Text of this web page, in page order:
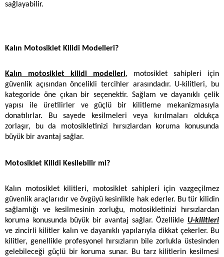
sağlayabilir.
Kalın Motosiklet Kilidi Modelleri?
Kalın motosiklet kilidi modelleri, motosiklet sahipleri için
güvenlik açısından öncelikli tercihler arasındadır. U-kilitleri, bu
kategoride öne çıkan bir seçenektir. Sağlam ve dayanıklı çelik
yapısı ile üretilirler ve güçlü bir kilitleme mekanizmasıyla
donatılırlar. Bu sayede kesilmeleri veya kırılmaları oldukça
zorlaşır, bu da motosikletinizi hırsızlardan koruma konusunda
büyük bir avantaj sağlar.
Motosiklet Kilidi Kesilebilir mi?
Kalın motosiklet kilitleri, motosiklet sahipleri için vazgeçilmez
güvenlik araçlarıdır ve övgüyü kesinlikle hak ederler. Bu tür kilidin
sağlamlığı ve kesilmesinin zorluğu, motosikletinizi hırsızlardan
koruma konusunda büyük bir avantaj sağlar. Özellikle U-kilitleri
ve zincirli kilitler kalın ve dayanıklı yapılarıyla dikkat çekerler. Bu
kilitler, genellikle profesyonel hırsızların bile zorlukla üstesinden
gelebileceği güçlü bir koruma sunar. Bu tarz kilitlerin kesilmesi